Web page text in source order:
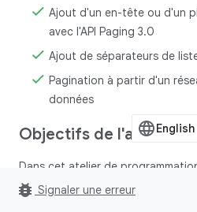
Ajout d'un en-tête ou d'un
avec l'API Paging 3.0
Ajout de séparateurs de
Pagination à partir d'un
données
Objectifs de l'atelier
Dans cet atelier de
un exemple d'application qui
bug_report Signaler une erreur